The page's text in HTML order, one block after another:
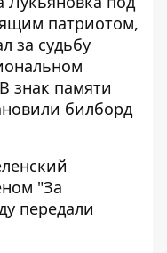
патриотом,
за судьбу
знак памяти
билборд
"За
передали